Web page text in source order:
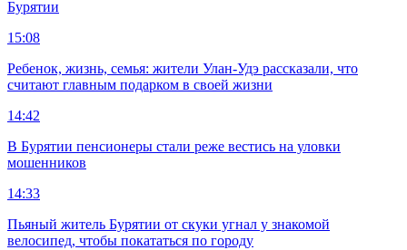
Бурятии
15:08
Ребенок, жизнь, семья: жители Улан-Удэ рассказали, что
считают главным подарком в своей жизни
14:42
В Бурятии пенсионеры стали реже вестись на уловки
мошенников
14:33
Пьяный житель Бурятии от скуки угнал у знакомой
велосипед, чтобы покататься по городу